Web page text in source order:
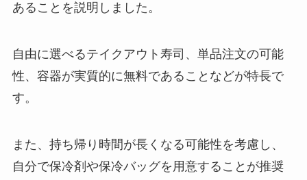
あることを説明しました。
自由に選べるテイクアウト寿司、単品注文の可能
性、容器が実質的に無料であることなどが特長で
す。
また、持ち帰り時間が長くなる可能性を考慮し、
自分で保冷剤や保冷バッグを用意することが推奨